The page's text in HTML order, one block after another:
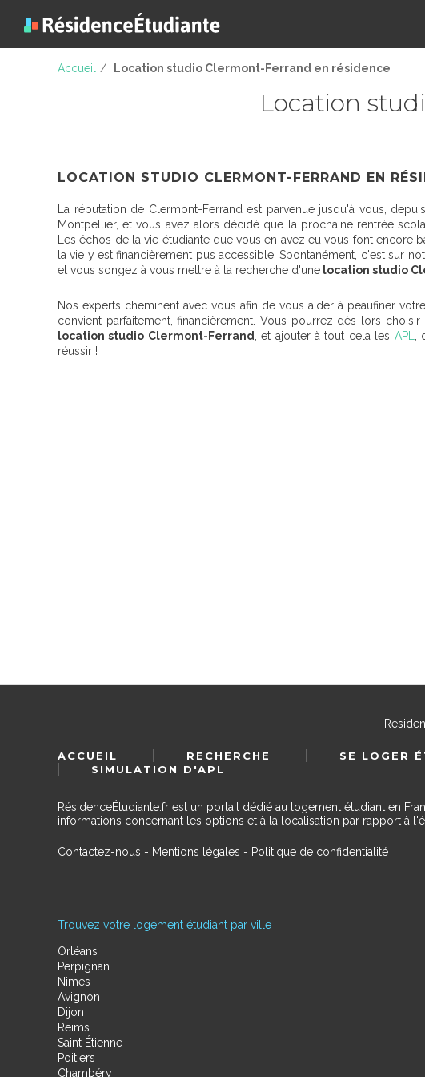
Accueil / Location studio Clermont-Ferrand en résidence
Location
LOCATION STUDIO CLERMONT-FERRAND EN
La réputation de Clermont-Ferrand est parvenue jusqu'à vous,
Montpellier, et vous avez alors décidé que la prochaine rentrée
Les échos de la vie étudiante que vous en avez eu vous font
la vie y est financièrement pus accessible. Spontanément, c'est sur
et vous songez à vous mettre à la recherche d'une location studio
Nos experts cheminent avec vous afin de vous aider à peaufiner
convient parfaitement, financièrement. Vous pourrez dès lors
location studio Clermont-Ferrand
, et ajouter à tout cela les APL
réussir !
ACCUEIL RECHERCHE SE LOGER
SIMULATION D'APL
RésidenceÉtudiante.fr est un portail dédié au logement étudiant en
informations concernant les options et à la localisation par rapport à
Contactez-nous - Mentions légales - Politique de confidentialité
Trouvez votre logement étudiant par ville
Orléans
Perpignan
Nimes
Avignon
Dijon
Reims
Saint Étienne
Poitiers
Chambéry